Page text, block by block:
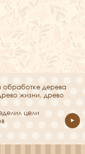
обработке дерева
жизни, древо
цели